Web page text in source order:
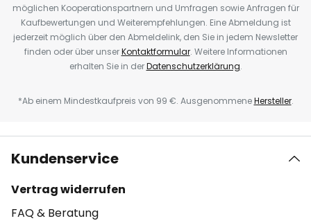
möglichen Kooperationspartnern und Umfragen sowie Anfragen für
Kaufbewertungen und Weiterempfehlungen. Eine Abmeldung ist
jederzeit möglich über den Abmeldelink, den Sie in jedem Newsletter
finden oder über unserKontaktformular. Weitere Informationen
erhalten Sie in derDatenschutzerklärung.
*Ab einem Mindestkaufpreis von 99 €. AusgenommeneHersteller.
Kundenservice
Vertrag widerrufen
FAQ & Beratung